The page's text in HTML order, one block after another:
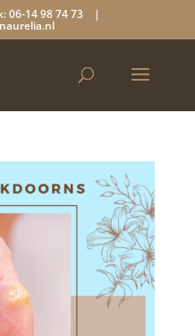
06-14 98 74 73 |